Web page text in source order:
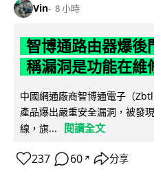
Vin 8 小時
智博通路由器爆後
稱漏洞是功能在維
中國網通廠商智博通電子（
產品爆出嚴重安全漏洞，被發
線，旗...
閱讀全文
237 60 ↗ 分享